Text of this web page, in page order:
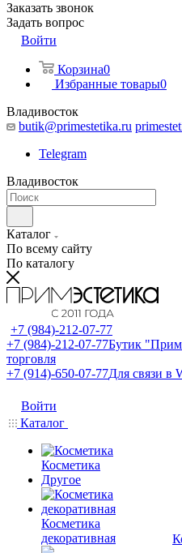
Заказать звонок
Задать вопрос
Войти
Корзина0
Избранные товары0
Владивосток
butik@primestetika.ru
Telegram
Владивосток
Каталог
По всему сайту
По каталогу
+7 (984)-212-07-77
+7 (984)-212-07-77Бутик
торговля
+7 (914)-650-07-77Для связи в
Войти
Каталог
Косметика
Другое
Косметика
декоративная